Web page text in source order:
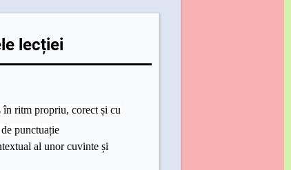
lecției
în ritm propriu, corect și cu
punctuație
al unor cuvinte și